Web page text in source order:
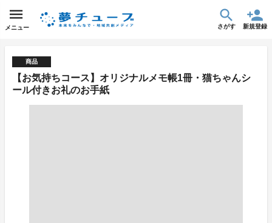
メニュー さがす 新規登録
商品
【お気持ちコース】オリジナルメモ帳1冊・猫ちゃんシ
ール付きお礼のお手紙